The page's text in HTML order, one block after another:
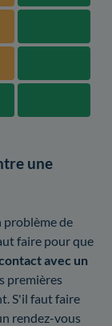
une
problème de
faire pour que
avec un
premières
S'il faut faire
rendez-vous